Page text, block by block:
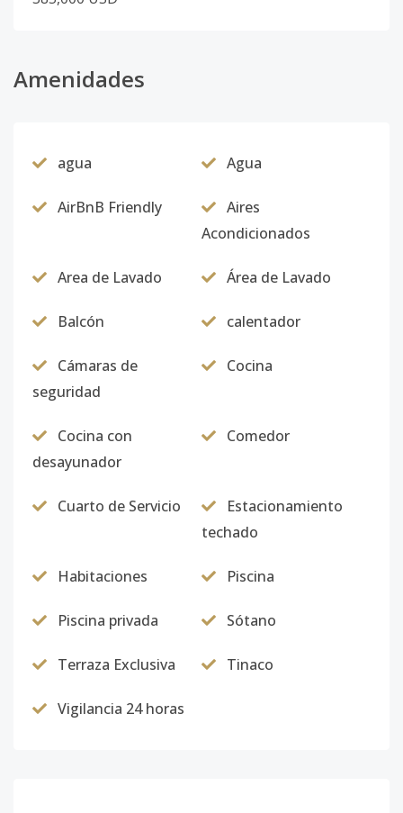
Amenidades
agua Agua
AirBnB Friendly
Aires
Acondicionados
Area de Lavado Área de Lavado
Balcón calentador
Cámaras de
seguridad
Cocina
Cocina con
desayunador
Comedor
Cuarto de Servicio
Estacionamiento
techado
Habitaciones Piscina
Piscina privada Sótano
Terraza Exclusiva Tinaco
Vigilancia 24 horas